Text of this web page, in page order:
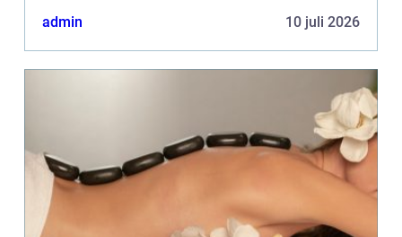
admin 10 juli 2026